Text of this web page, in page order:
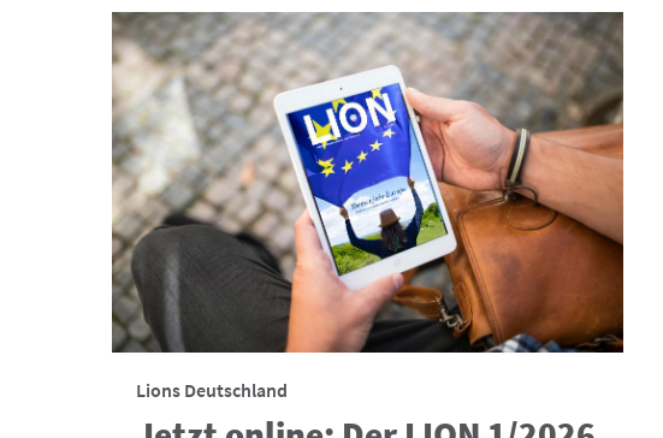
Lions Deutschland